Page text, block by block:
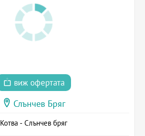
виж офертата
Слънчев Бряг
Котва - Слънчев бряг